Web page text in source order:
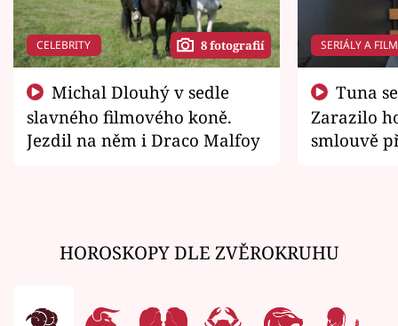
CELEBRITY 8 fotografií
slavného filmového koně.
Jezdil na něm i Draco Malfoy
SERIÁLY A
Zarazilo
smlouvě
HOROSKOPY DLE ZVĚROKRUHU